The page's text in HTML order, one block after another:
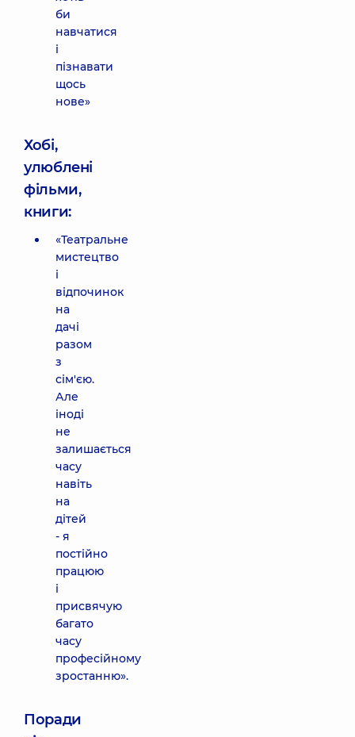
би
навчатися
і
пізнавати
щось
нове»
Хобі,
улюблені
фільми,
книги:
«Театральне
мистецтво
і
відпочинок
на
дачі
разом
з
сім'єю.
Але
іноді
не
залишається
часу
навіть
на
дітей
- я
постійно
працюю
і
присвячую
багато
часу
професійному
зростанню».
Поради